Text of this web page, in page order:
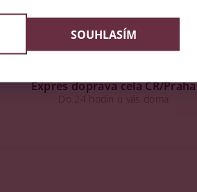
Expres doprava celá ČR/Praha
Do 24 hodin u vás doma
SOUHLASÍM